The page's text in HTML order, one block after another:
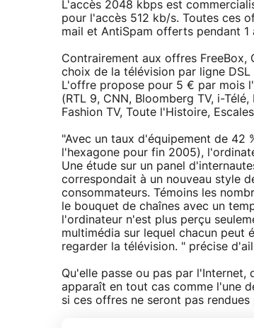
L'accès 2048 kbps est
pour l'accès 512 kb/s. Toutes ces
mail et AntiSpam offerts pendant 1
Contrairement aux offres FreeBox,
choix de la télévision par ligne
L'offre propose pour 5 € par mois
(RTL 9, CNN, Bloomberg TV, i-
Fashion TV, Toute l'Histoire,
"Avec un taux d'équipement de 42
l'hexagone pour fin 2005),
Une étude sur un panel
correspondait à un nouveau style
consommateurs. Témoins les
le bouquet de chaînes avec un
l'ordinateur n'est plus perçu
multimédia sur lequel chacun peut
regarder la télévision. " précise
Qu'elle passe ou pas par l'Internet,
apparaît en tout cas comme l'une
si ces offres ne seront pas